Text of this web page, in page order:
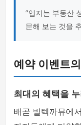
“입지는 부동산
문해 보는 것을
예약 이벤트
최대의 혜택을 누
배곧 빌텍까뮤에